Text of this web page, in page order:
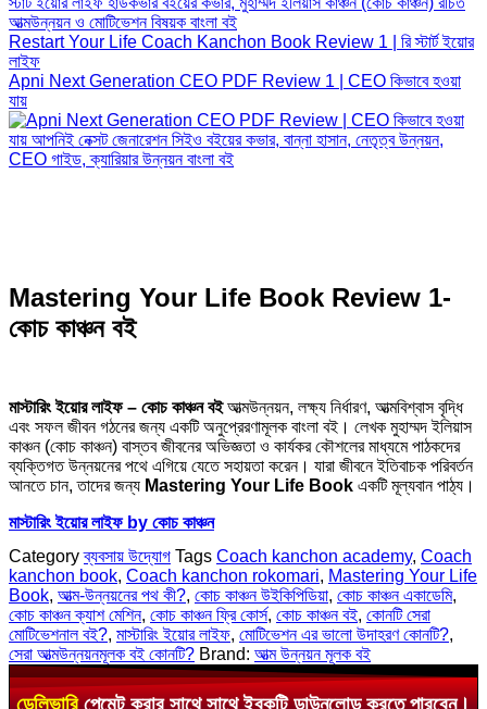
Restart Your Life Coach Kanchon Book Review 1 | রি স্টার্ট ইয়োর
লাইফ
Apni Next Generation CEO PDF Review 1 | CEO কিভাবে হওয়া
যায়
Mastering Your Life Book Review 1-
কোচ কাঞ্চন বই
মাস্টারিং ইয়োর লাইফ – কোচ কাঞ্চন বইআত্মউন্নয়ন, লক্ষ্য নির্ধারণ, আত্মবিশ্বাস বৃদ্ধি
এবং সফল জীবন গঠনের জন্য একটি অনুপ্রেরণামূলক বাংলা বই। লেখক মুহাম্মদ ইলিয়াস
কাঞ্চন (কোচ কাঞ্চন) বাস্তব জীবনের অভিজ্ঞতা ও কার্যকর কৌশলের মাধ্যমে পাঠকদের
ব্যক্তিগত উন্নয়নের পথে এগিয়ে যেতে সহায়তা করেন। যারা জীবনে ইতিবাচক পরিবর্তন
আনতে চান, তাদের জন্য Mastering Your Life Book একটি মূল্যবান পাঠ্য।
মাস্টারিং ইয়োর লাইফ by কোচ কাঞ্চন
Category ব্যবসায় উদ্যোগ Tags Coach kanchon academy, Coach
kanchon book, Coach kanchon rokomari, Mastering Your Life
Book, আত্ম-উন্নয়নের পথ কী?, কোচ কাঞ্চন উইকিপিডিয়া, কোচ কাঞ্চন একাডেমি,
কোচ কাঞ্চন ক্যাশ মেশিন, কোচ কাঞ্চন ফ্রি কোর্স, কোচ কাঞ্চন বই, কোনটি সেরা
মোটিভেশনাল বই?, মাস্টারিং ইয়োর লাইফ, মোটিভেশন এর ভালো উদাহরণ কোনটি?,
সেরা আত্মউন্নয়নমূলক বই কোনটি? Brand: আত্ম উন্নয়ন মূলক বই